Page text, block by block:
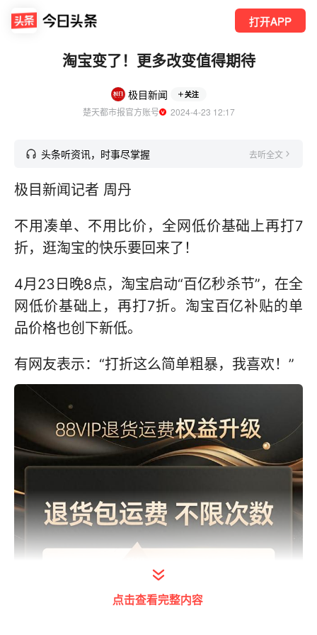
打开APP
淘宝变了！更多改变值得期待
极目新闻 关注
楚天都市报官方账号
  2024-4-23 12:17
头条听资讯，时事尽掌握 去听全文
极目新闻记者 周丹
不用凑单、不用比价，全网低价基础上再打7
折，逛淘宝的快乐要回来了！
4月23日晚8点，淘宝启动“百亿秒杀节”，在全
网低价基础上，再打7折。淘宝百亿补贴的单
品价格也创下新低。
有网友表示：“打折这么简单粗暴，我喜欢！”
点击查看完整内容